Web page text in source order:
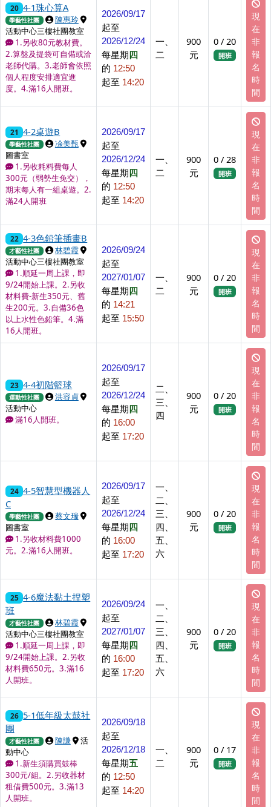
20 4-1珠心算A
學藝性社團 上課講師
陳惠玲
上課地點
活動中心三樓社團教室
1.另收80元教材費。
2.算盤及提袋可自備或洽
老師代購。3.老師會依照
個人程度安排適宜進
度。4.滿16人開班。
2026/09/17
起至
2026/12/24
每星期四
的 12:50
起至 14:20
一、
二
900
元
0 / 20
開班
現
在
非
報
名
時
間
21 4-2桌遊B
學藝性社團 上課講師
凃美甄
上課地點
圖書室
1.另收耗料費每人
300元（弱勢生免交），
期末每人有一組桌遊。2.
滿24人開班
2026/09/17
起至
2026/12/24
每星期四
的 12:50
起至 14:20
一、
二
900
元
0 / 28
開班
現
在
非
報
名
時
間
22 4-3色鉛筆插畫B
才藝性社團 上課講師
林碧霞
上課地點
活動中心三樓社團教室
1.順延一周上課，即
9/24開始上課。2.另收
材料費-新生350元、舊
生200元。3.自備36色
以上水性色鉛筆。4.滿
16人開班。
2026/09/24
起至
2027/01/07
每星期四
的 14:21
起至 15:50
一、
二
900
元
0 / 20
開班
現
在
非
報
名
時
間
23 4-4初階籃球
運動性社團 上課講師
洪容貞
上課地點
活動中心
滿16人開班。
2026/09/17
起至
2026/12/24
每星期四
的 16:00
起至 17:20
二、
三、
四
900
元
0 / 20
開班
現
在
非
報
名
時
間
24 4-5智慧型機器人
C
學藝性社團 上課講師
蔡文瑞
上課地點
圖書室
1.另收材料費1000
元。2.滿16人開班。
2026/09/17
起至
2026/12/24
每星期四
的 16:00
起至 17:20
一、
二、
三、
四、
五、
六
900
元
0 / 20
開班
現
在
非
報
名
時
間
25 4-6魔法黏土捏塑
班
才藝性社團 上課講師
林碧霞
上課地點
活動中心三樓社團教室
1.順延一周上課，即
9/24開始上課。2.另收
材料費650元。3.滿16
人開班。
2026/09/24
起至
2027/01/07
每星期四
的 16:00
起至 17:20
一、
二、
三、
四、
五、
六
900
元
0 / 20
開班
現
在
非
報
名
時
間
26 5-1低年級太鼓社
團
才藝性社團 上課講師
陳謙 上課地點
活
動中心
1.新生須購買鼓棒
300元/組。2.另收器材
租借費500元。3.滿13
人開班。
2026/09/18
起至
2026/12/18
每星期五
的 12:50
起至 14:20
一、
二
900
元
0 / 17
開班
現
在
非
報
名
時
間